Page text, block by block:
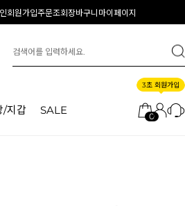
회원가입주문조회장바구니 마이페이지
/지갑 SALE 0
3초 회원가입